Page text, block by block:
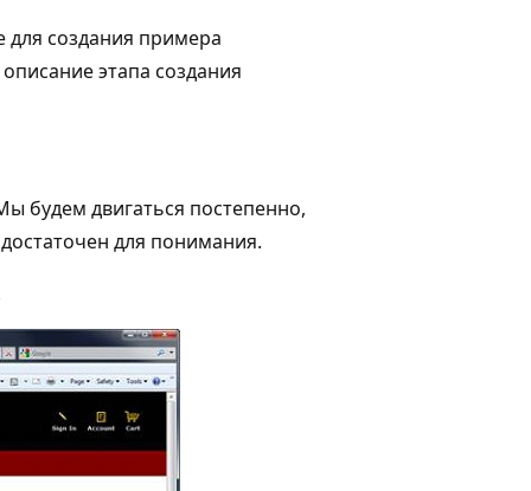
создания примера
этапа создания
будем двигаться постепенно,
для понимания.